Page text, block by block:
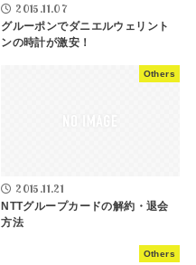
2015.11.07
グルーポンでダニエルウェリント
ンの時計が激安！
Others
2015.11.21
NTTグループカードの解約・退会
方法
Others